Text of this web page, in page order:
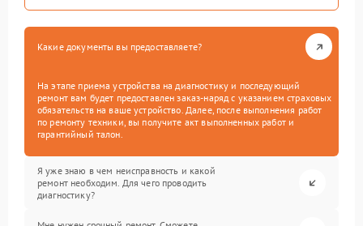
Какие документы вы предоставляете?
На этапе приема устройства на диагностику и последующий
ремонт вам будет предоставлен заказ-наряд с указанием страховых
обязательств на ваше устройство. Далее, после выполнения работ
по ремонту техники, вы получите акт выполненных работ и
гарантийный талон.
Я уже знаю в чем неисправность и какой
ремонт необходим. Для чего проводить
диагностику?